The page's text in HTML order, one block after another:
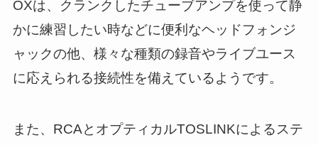
OXは、クランクしたチューブアンプを使って静
かに練習したい時などに便利なヘッドフォンジ
ャックの他、様々な種類の録音やライブユース
に応えられる接続性を備えているようです。
また、RCAとオプティカルTOSLINKによるステ